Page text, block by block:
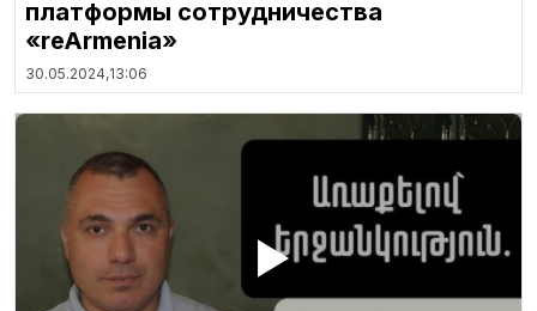
платформы сотрудничества
«reArmenia»
30.05.2024,13:06